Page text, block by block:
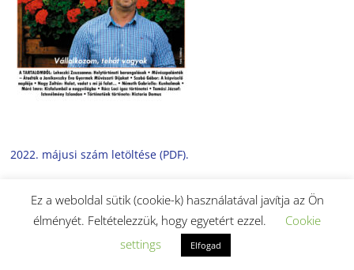
2022. májusi szám letöltése (PDF).
Ez a weboldal sütik (cookie-k) használatával javítja az Ön
élményét. Feltételezzük, hogy egyetért ezzel.
Cookie
settings
Elfogad